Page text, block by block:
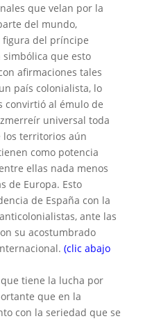
que velan por la
del mundo,
figura del príncipe
que esto
afirmaciones tales
país colonialista, lo
convirtió al émulo de
universal toda
los territorios aún
como potencia
ellas nada menos
de Europa. Esto
de España con la
ante las
su acostumbrado
(clic abajo
tiene la lucha por
que en la
con la seriedad que se